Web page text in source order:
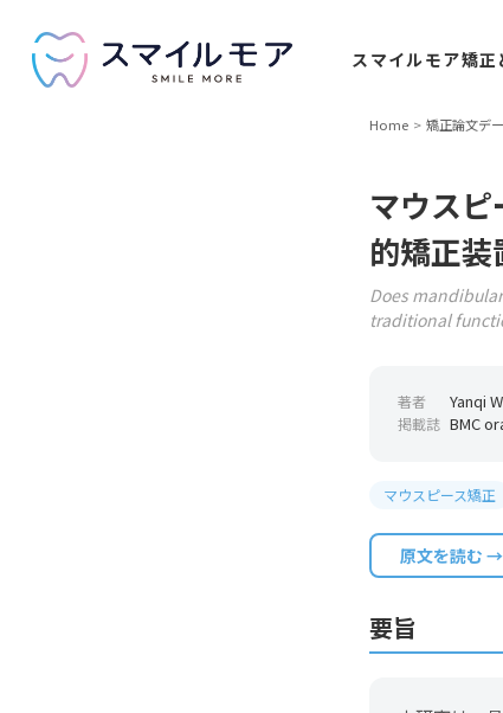
スマイルモア矯正
Home 矯正論文デ
マウス
的矯正
Does
traditional
著者 Yanqi
掲載誌 BMC
マウスピース矯正
原文を読む →
要旨